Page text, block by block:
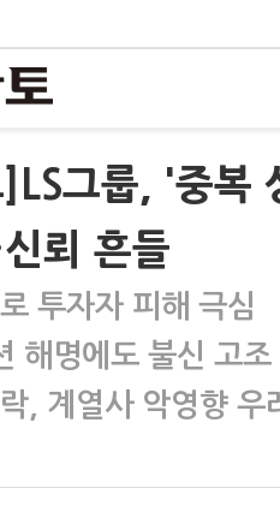
]LS그룹, '중
뢰 흔들
투자자 피해 극심
해명에도 불신 고조
, 계열사 악영향 우